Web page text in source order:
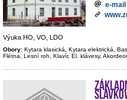
e-mail
Výuka HO, VO, LDO
Obory: Kytara klasická, Kytara elektrická,
Flétna, Lesní roh, Klavír, El. klávesy,